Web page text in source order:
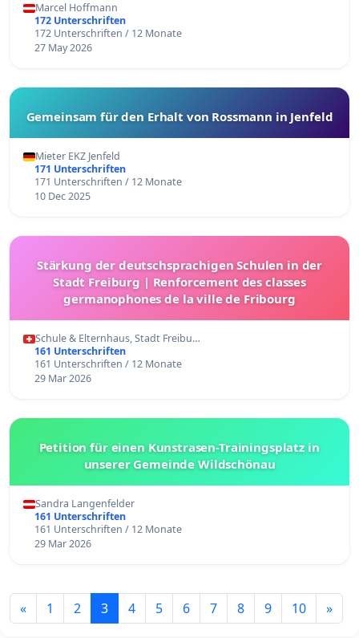
Marcel Hoffmann
172 Unterschriften
172 Unterschriften / 12 Monate
27 May 2026
Gemeinsam für den Erhalt von Rossmann in Jenfeld
Mieter EKZ Jenfeld
171 Unterschriften
171 Unterschriften / 12 Monate
10 Dec 2025
Stärkung der deutschsprachigen Schulen in der
Stadt Freiburg | Renforcement des classes
germanophones de la ville de Fribourg
Schule & Elternhaus, Stadt Freibu…
161 Unterschriften
161 Unterschriften / 12 Monate
29 Mar 2026
Petition für einen Kunstrasen-Trainingsplatz in
unserer Gemeinde Wildschönau
Sandra Langenfelder
161 Unterschriften
161 Unterschriften / 12 Monate
29 Mar 2026
« 1 2 3 4 5 6 7 8 9 10 »